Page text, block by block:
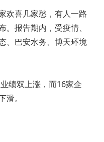
欢喜几家愁，有人一路
报告期内，受疫情、
、巴安水务、博天环境
绩双上涨，而16家企
。